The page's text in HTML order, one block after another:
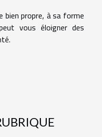
propre, à sa forme
vous éloigner des